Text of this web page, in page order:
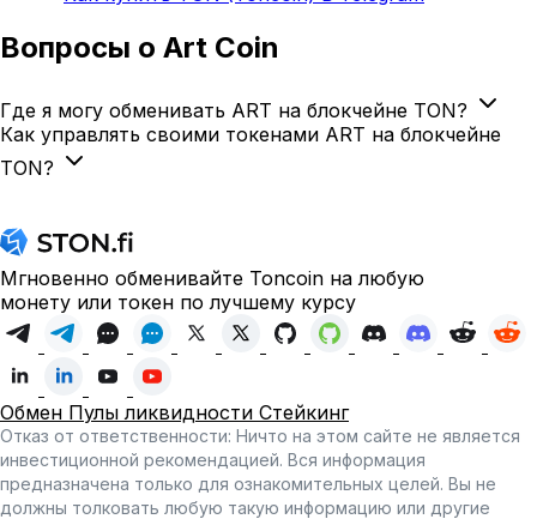
Вопросы о Art Coin
Где я могу обменивать ART на блокчейне TON?
Как управлять своими токенами ART на блокчейне
TON?
Мгновенно обменивайте Toncoin на любую
монету или токен по лучшему курсу
Обмен Пулы ликвидности Стейкинг
Отказ от ответственности: Ничто на этом сайте не является
инвестиционной рекомендацией. Вся информация
предназначена только для ознакомительных целей. Вы не
должны толковать любую такую информацию или другие